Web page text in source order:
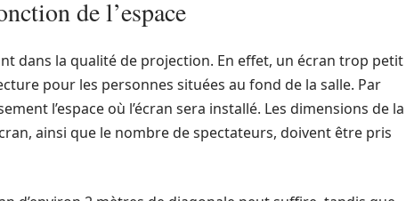
de l’espace
dans la qualité de projection. En effet, un écran trop petit
pour les personnes situées au fond de la salle. Par
l’espace où l’écran sera installé. Les dimensions de la
ainsi que le nombre de spectateurs, doivent être pris